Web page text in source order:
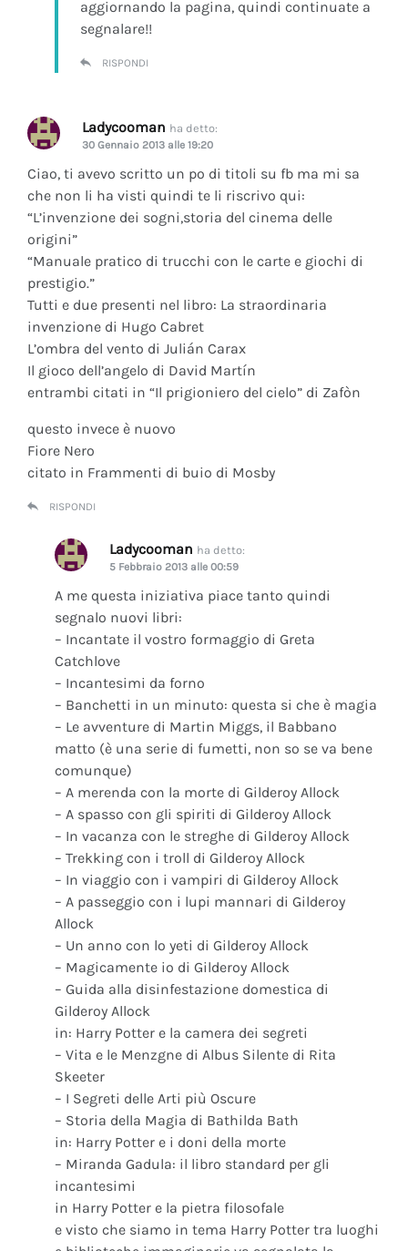
aggiornando la pagina, quindi continuate a
segnalare!!
RISPONDI
Ladycooman ha detto:
30 Gennaio 2013 alle 19:20
Ciao, ti avevo scritto un po di titoli su fb ma mi sa
che non li ha visti quindi te li riscrivo qui:
“L’invenzione dei sogni,storia del cinema delle
origini”
“Manuale pratico di trucchi con le carte e giochi di
prestigio.”
Tutti e due presenti nel libro: La straordinaria
invenzione di Hugo Cabret
L’ombra del vento di Julián Carax
Il gioco dell’angelo di David Martín
entrambi citati in “Il prigioniero del cielo” di Zafòn
questo invece è nuovo
Fiore Nero
citato in Frammenti di buio di Mosby
RISPONDI
Ladycooman ha detto:
5 Febbraio 2013 alle 00:59
A me questa iniziativa piace tanto quindi
segnalo nuovi libri:
– Incantate il vostro formaggio di Greta
Catchlove
– Incantesimi da forno
– Banchetti in un minuto: questa si che è magia
– Le avventure di Martin Miggs, il Babbano
matto (è una serie di fumetti, non so se va bene
comunque)
– A merenda con la morte di Gilderoy Allock
– A spasso con gli spiriti di Gilderoy Allock
– In vacanza con le streghe di Gilderoy Allock
– Trekking con i troll di Gilderoy Allock
– In viaggio con i vampiri di Gilderoy Allock
– A passeggio con i lupi mannari di Gilderoy
Allock
– Un anno con lo yeti di Gilderoy Allock
– Magicamente io di Gilderoy Allock
– Guida alla disinfestazione domestica di
Gilderoy Allock
in: Harry Potter e la camera dei segreti
– Vita e le Menzgne di Albus Silente di Rita
Skeeter
– I Segreti delle Arti più Oscure
– Storia della Magia di Bathilda Bath
in: Harry Potter e i doni della morte
– Miranda Gadula: il libro standard per gli
incantesimi
in Harry Potter e la pietra filosofale
e visto che siamo in tema Harry Potter tra luoghi